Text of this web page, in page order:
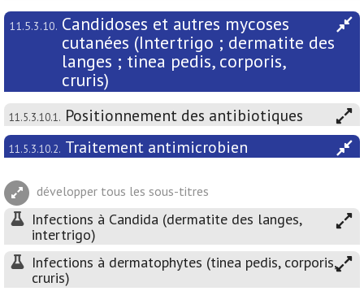
11.5.3.10. Candidoses et autres mycoses
cutanées (Intertrigo ; dermatite des
langes ; tinea pedis, corporis,
cruris)
11.5.3.10.1. Positionnement des antibiotiques
11.5.3.10.2. Traitement antimicrobien
développer tous les sous-titres
Infections à Candida (dermatite des langes,
intertrigo)
Infections à dermatophytes (tinea pedis, corporis,
cruris)